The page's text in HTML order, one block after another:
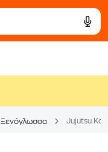
Ξενόγλωσσα Jujutsu